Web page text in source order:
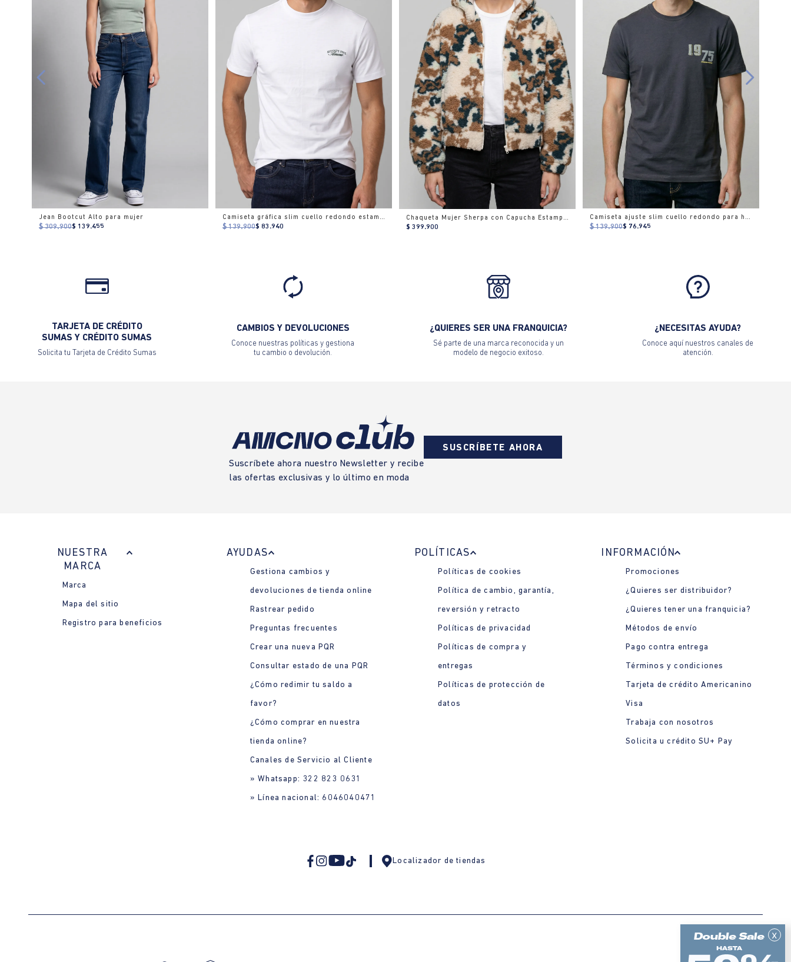
x
Jean Bootcut Alto para mujer
$ 309.900$ 139.455
Camiseta gráfica slim cuello redondo estampado
$ 139.900$ 83.940
Chaqueta Mujer Sherpa con Capucha Estampado Camuflado
$ 399.900
Camiseta ajuste slim cuello redondo para hombre
$ 139.900$ 76.945
TARJETA DE CRÉDITO
SUMAS Y CRÉDITO SUMAS
Solicita tu Tarjeta de Crédito Sumas
CAMBIOS Y DEVOLUCIONES
Conoce nuestras políticas y gestiona
tu cambio o devolución.
¿QUIERES SER UNA FRANQUICIA?
Sé parte de una marca reconocida y un
modelo de negocio exitoso.
¿NECESITAS AYUDA?
Conoce aquí nuestros canales de
atención.
Suscríbete ahora nuestro Newsletter y recibe
las ofertas exclusivas y lo último en moda
SUSCRÍBETE AHORA
NUESTRA
MARCA
Marca
Mapa del sitio
Registro para beneficios
AYUDAS
Gestiona cambios y
devoluciones de tienda online
Rastrear pedido
Preguntas frecuentes
Crear una nueva PQR
Consultar estado de una PQR
¿Cómo redimir tu saldo a
favor?
¿Cómo comprar en nuestra
tienda online?
Canales de Servicio al Cliente
» Whatsapp: 322 823 0631
» Línea nacional: 6046040471
POLÍTICAS
Políticas de cookies
Política de cambio, garantía,
reversión y retracto
Políticas de privacidad
Políticas de compra y
entregas
Políticas de protección de
datos
INFORMACIÓN
Promociones
¿Quieres ser distribuidor?
¿Quieres tener una franquicia?
Métodos de envío
Pago contra entrega
Términos y condiciones
Tarjeta de crédito Americanino
Visa
Trabaja con nosotros
Solicita u crédito SU+ Pay
Localizador de tiendas